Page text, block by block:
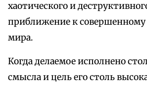
хаотического и
приближение к
мира.
Когда делаемое исполнено
смысла и цель его столь